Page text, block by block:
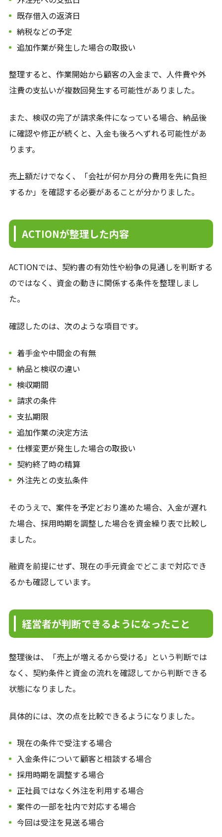
既存借入の返済日
納税などの予定
追加作業が発生した場合の取扱い
整理すると、作業開始から顧客の入金まで、人件費や外
注費の支払いが複数回発生する可能性がありました。
また、検収の完了が請求条件になっている場合、納品後
に確認や修正が続くと、入金も後ろへずれる可能性があ
ります。
売上額だけでなく、「会社が何か月分の費用を先に負担
するか」を確認する必要があることが分かりました。
ACTIONが整理した内容
ACTIONでは、契約書の有効性や紛争の見通しを判断する
のではなく、資金の動きに関係する条件を整理しまし
た。
確認したのは、次のような項目です。
着手金や中間金の有無
納品と検収の違い
検収期間
請求の条件
支払期限
追加作業の決定方法
仕様変更が発生した場合の取扱い
契約終了時の精算
外注先との支払条件
そのうえで、案件を予定どおり進めた場合、入金が遅れ
た場合、採用時期を調整した場合を資金繰り表で比較し
ました。
融資を前提にせず、現在の手元資金でどこまで対応でき
るかも確認しています。
経営者が判断できるようになったこと
整理後は、「売上が増えるから受ける」という判断では
なく、契約条件と資金の流れを確認してから判断できる
状態になりました。
具体的には、次の点を比較できるようになりました。
現在の条件で受注する場合
入金条件について顧客と相談する場合
採用時期を調整する場合
正社員ではなく外注を利用する場合
案件の一部を社内で対応する場合
今回は受注を見送る場合